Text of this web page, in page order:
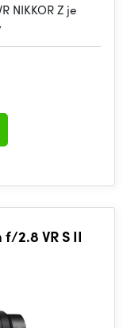
NIKKOR Z je
f/2.8 VR S II